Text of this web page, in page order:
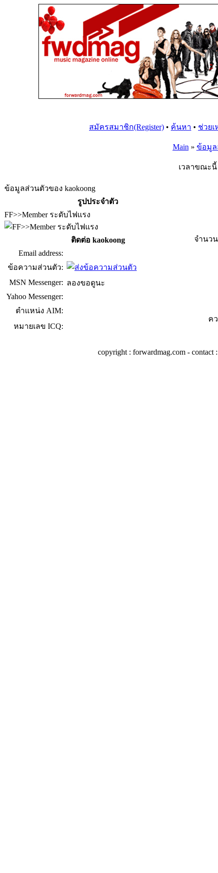
สมัครสมาชิก(Register) • ค้นหา • ช่วยเ
Main » ข้อมูล
เวลาขณะนี้
ข้อมูลส่วนตัวของ kaokoong
รูปประจำตัว
FF>>Member ระดับไฟแรง
จำนว
ค
ติดต่อ kaokoong
Email address:
ข้อความส่วนตัว:
MSN Messenger: ลองขอดูนะ
Yahoo Messenger:
ตำแหน่ง AIM:
หมายเลข ICQ:
copyright : forwardmag.com - contact